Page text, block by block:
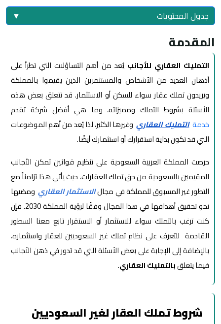
جدول المحتويات ▼
المقدمة
التمليك العقاري للأجانبيُعد من أهم التساؤلات التي تطرأ على
أذهان العديد من الأشخاص والمستثمرين الذين يقيموا بالمملكة
ويريدون تملك عقار سواء للسكن أو الاستثمار. قد تتعلق بعض هذه
الأسئلة بشروط التملك ومميزاته، وما هي أفضل شركة تقدم
خدمةالتمليك العقاريوغيرها الكثير، لذا يُعد من أهم الموضوعات
التي قد تكون بداية استقرارك أو استثمارك أيضًا.
حرصت المملكة العربية السعودية على تنظيم قوانين تمكن الأجانب
المقيمين بالسعودية من حق تملك العقارات، حيث يأتي هذا تزامناً مع
التطور غير المسبوق للمملكة في مجالالاستثمار العقاري ومضيها
نحو تحقيق أهدافها في هذا المجال وفقًا لرؤية المملكة 2030. فإن
كنت ترغب بالتملك سواء للاستثمار أو الاستقرار تابع معنا السطور
القادمة للتعرف على نظام تملك غير السعوديين للعقار واستثماره،
بالإضافة إلى الإجابة على بعض الأسئلة التي قد تدور في ذهن الأجانب
فيما يتعلقبالتمليك العقاري.
شروط تملك العقار لغير السعوديين